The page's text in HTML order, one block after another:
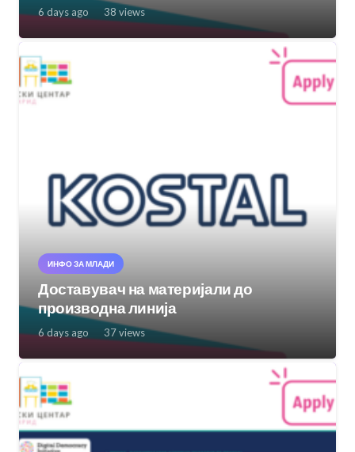
6 days ago 38 views
ИНФО ЗА МЛАДИ
Доставувач на материјали до
производна линија
6 days ago 37views